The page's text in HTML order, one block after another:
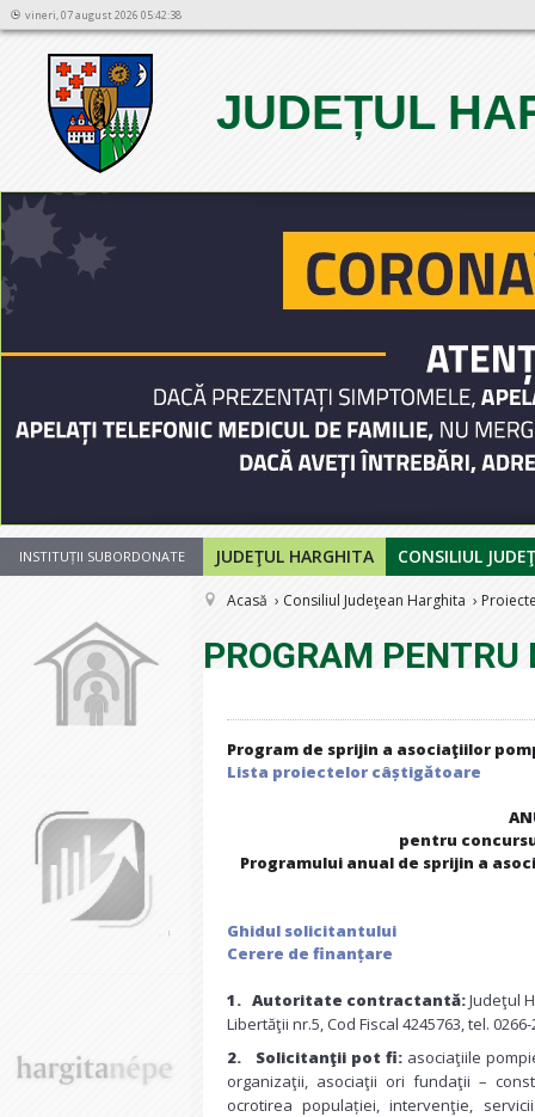
vineri, 07 august 2026 05:42:38
JUDEȚUL
12
INSTITUȚII SUBORDONATE JUDEŢUL HARGHITA CONSILIUL
Acasă Consiliul Judeţean Harghita
PROGRAM
Program de sprijin a asociaţiilor
Lista proiectelor câștigătoare
pentru
Programului anual de sprijin a
Ghidul solicitantului
Cerere de finanțare
1. Autoritate contractantă:Judeţul
Libertăţii nr.5, Cod Fiscal 4245763, tel.
2. Solicitanţii pot fi: asociaţiile
organizaţii, asociaţii ori fundaţii –
ocrotirea populației, intervenţie,